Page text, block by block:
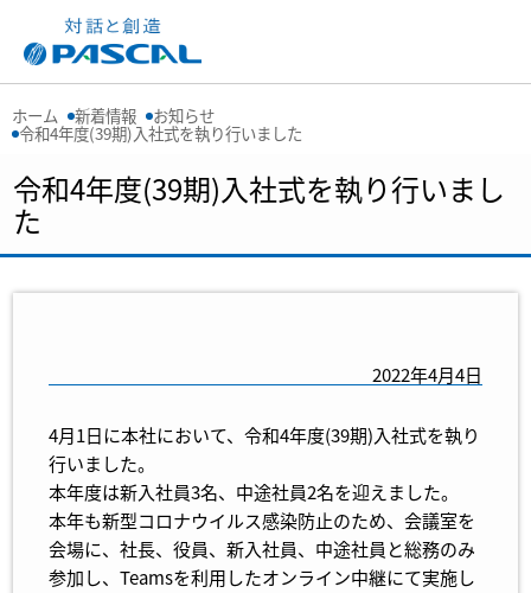
ホーム 新着情報 お知らせ
令和4年度(39期)入社式を執り行いました
令和4年度(39期)入社式を執り行いまし
た
2022年4月4日
4月1日に本社において、令和4年度(39期)入社式を執り
行いました。
本年度は新入社員3名、中途社員2名を迎えました。
本年も新型コロナウイルス感染防止のため、会議室を
会場に、社長、役員、新入社員、中途社員と総務のみ
参加し、Teamsを利用したオンライン中継にて実施し